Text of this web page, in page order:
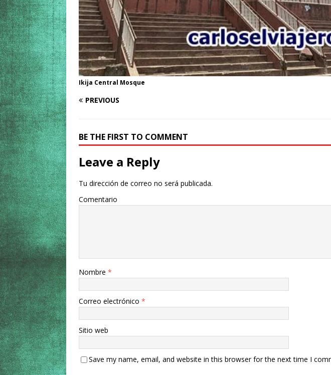
Ikija Central Mosque
PREVIOUS
BE THE FIRST TO COMMENT
Leave a Reply
Tu dirección de correo no será publicada.
Comentario
Nombre *
Correo electrónico *
Sitio web
Save my name, email, and website in this browser for the next time I